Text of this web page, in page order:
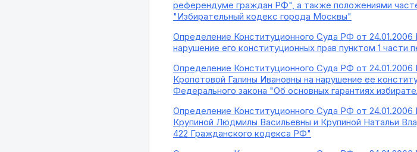
референдуме граждан РФ", а также положениями
"Избирательный кодекс города Москвы"
Определение Конституционного Суда РФ от
нарушение его конституционных прав пунктом 1
Определение Конституционного Суда РФ от
Кропотовой Галины Ивановны на нарушение ее
Федерального закона "Об основных гарантиях
Определение Конституционного Суда РФ от
Крупиной Людмилы Васильевны и Крупиной Натальи
422 Гражданского кодекса РФ"